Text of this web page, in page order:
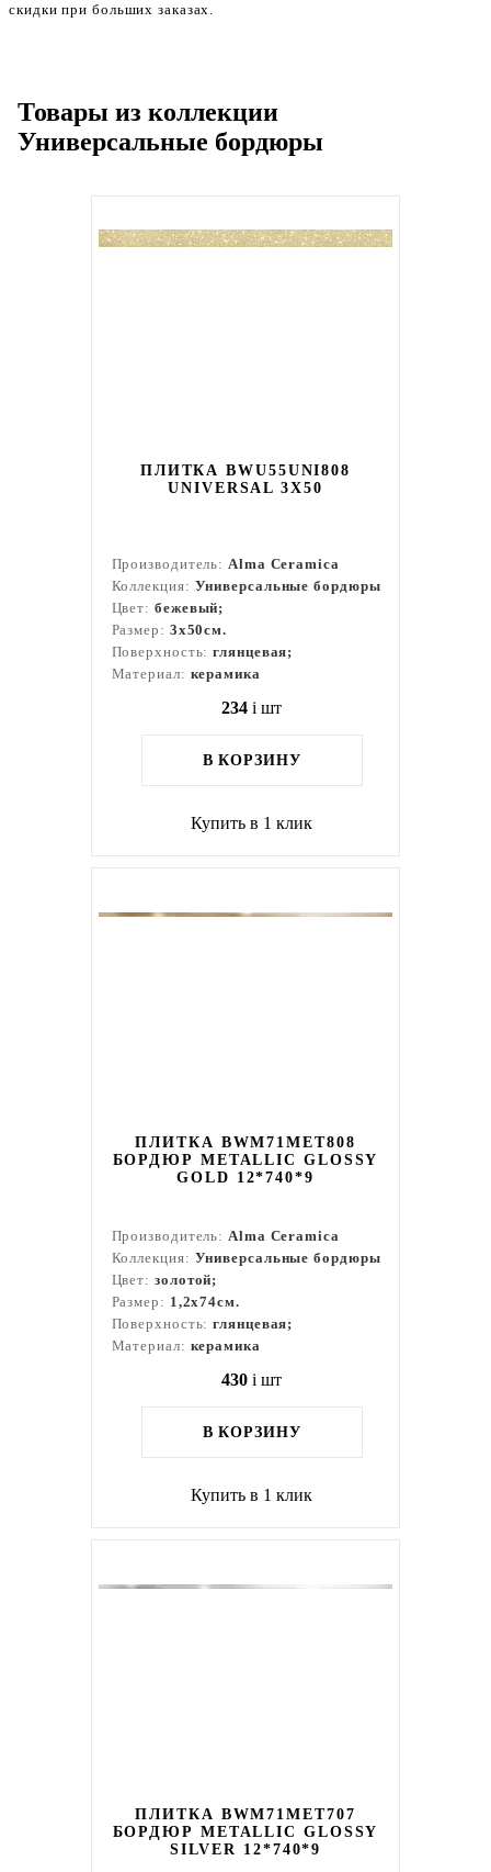
скидки при больших заказах.
Товары из коллекции
Универсальные бордюры
ПЛИТКА BWU55UNI808
UNIVERSAL 3X50
Производитель:Alma Ceramica
Коллекция: Универсальные бордюры
Цвет: бежевый;
Размер: 3x50см.
Поверхность:глянцевая;
Материал: керамика
234 i шт
В КОРЗИНУ
Купить в 1 клик
ПЛИТКА BWM71MET808
БОРДЮР METALLIC GLOSSY
GOLD 12*740*9
Производитель:Alma Ceramica
Коллекция: Универсальные бордюры
Цвет: золотой;
Размер: 1,2x74см.
Поверхность:глянцевая;
Материал: керамика
430 i шт
В КОРЗИНУ
Купить в 1 клик
ПЛИТКА BWM71MET707
БОРДЮР METALLIC GLOSSY
SILVER 12*740*9